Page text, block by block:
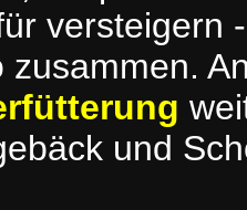
versteigern
zusammen.
und